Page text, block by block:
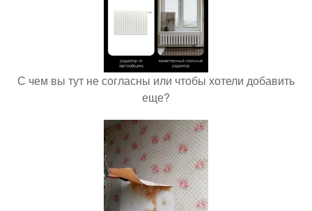
С чем вы тут не согласны или чтобы хотели добавить
еще?